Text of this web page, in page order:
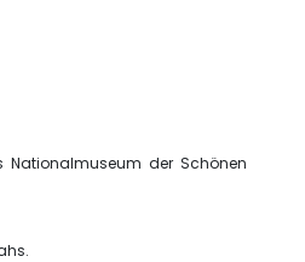
Nationalmuseum der Schönen